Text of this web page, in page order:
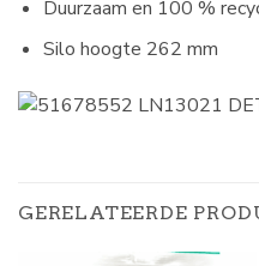
Duurzaam en 100 %
Silo hoogte 262 mm
GERELATEERDE